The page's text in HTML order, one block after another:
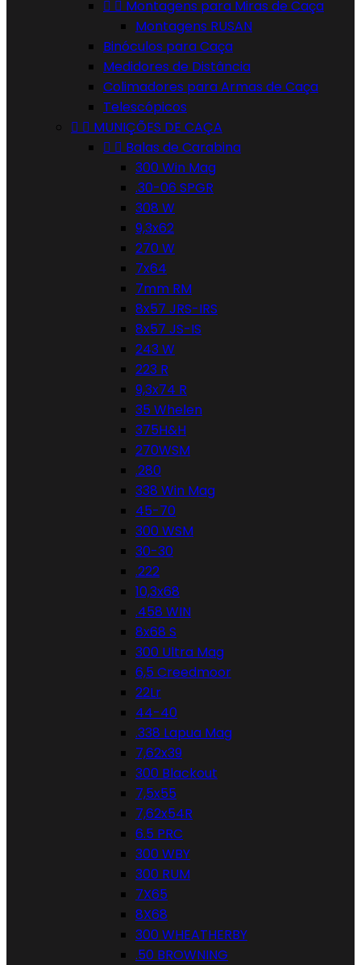
  Montagens para Miras de Caça
Montagens RUSAN
Binóculos para Caça
Medidores de Distância
Colimadores para Armas de Caça
Telescópicos
  MUNIÇÕES DE CAÇA
  Balas de Carabina
300 Win Mag
.30-06 SPGR
308 W
9,3x62
270 W
7x64
7mm RM
8x57 JRS-IRS
8x57 JS-IS
243 W
223 R
9,3x74 R
35 Whelen
375H&H
270WSM
.280
338 Win Mag
45-70
300 WSM
30-30
.222
10,3x68
.458 WIN
8x68 S
300 Ultra Mag
6,5 Creedmoor
22Lr
44-40
.338 Lapua Mag
7,62x39
300 Blackout
7,5x55
7,62x54R
6.5 PRC
300 WBY
300 RUM
7X65
8X68
300 WHEATHERBY
.50 BROWNING